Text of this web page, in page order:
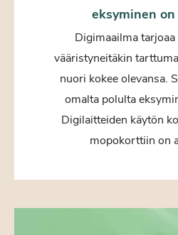
eksyminen
Digimaailma
vääristyneitäkin
nuori kokee olevansa.
omalta polulta
Digilaitteiden käytön
mopokorttiin on